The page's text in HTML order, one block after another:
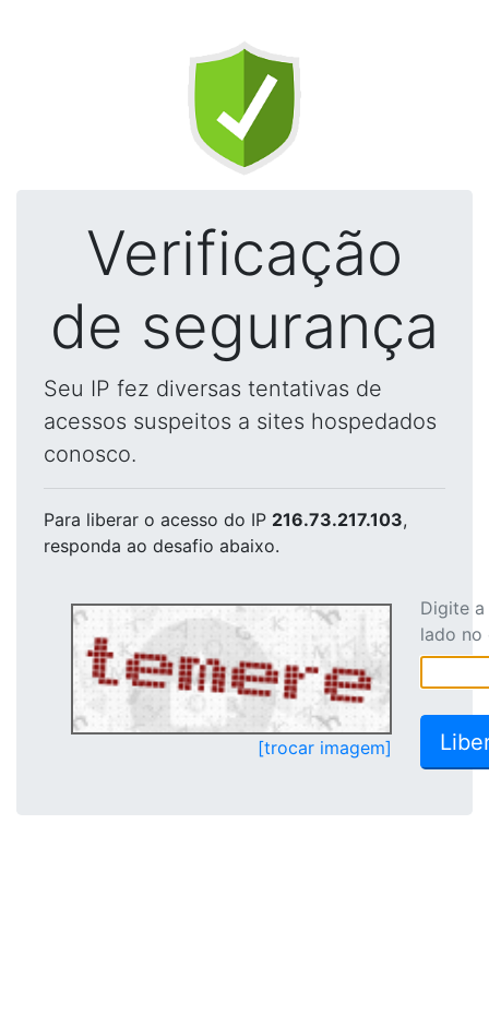
Verificação
de segurança
Seu IP fez diversas tentativas de
acessos suspeitos a sites hospedados
conosco.
Para liberar o acesso do IP 216.73.217.103,
responda ao desafio abaixo.
[trocar imagem]
Digite
lado no